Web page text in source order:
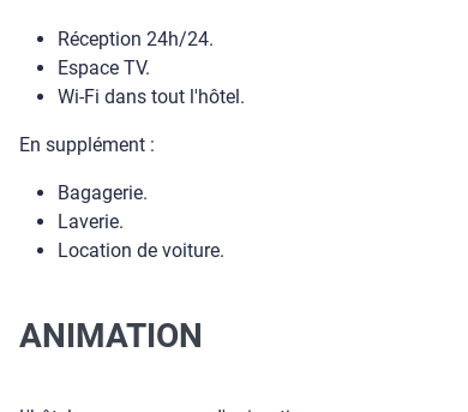
Réception 24h/24.
Espace TV.
Wi-Fi dans tout l'hôtel.
En supplément :
Bagagerie.
Laverie.
Location de voiture.
ANIMATION